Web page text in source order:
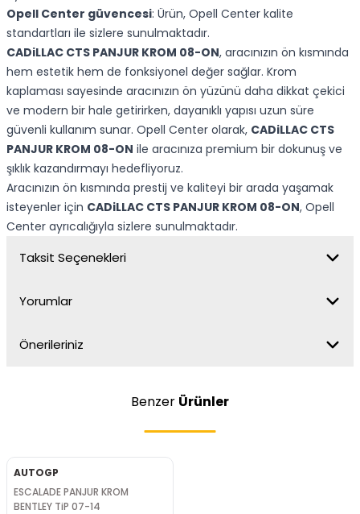
Opell Center güvencesi: Ürün, Opell Center kalite
standartları ile sizlere sunulmaktadır.
CADiLLAC CTS PANJUR KROM 08-ON, aracınızın ön kısmında
hem estetik hem de fonksiyonel değer sağlar. Krom
kaplaması sayesinde aracınızın ön yüzünü daha dikkat çekici
ve modern bir hale getirirken, dayanıklı yapısı uzun süre
güvenli kullanım sunar. Opell Center olarak, CADiLLAC CTS
PANJUR KROM 08-ON ile aracınıza premium bir dokunuş ve
şıklık kazandırmayı hedefliyoruz.
Aracınızın ön kısmında prestij ve kaliteyi bir arada yaşamak
isteyenler için CADiLLAC CTS PANJUR KROM 08-ON, Opell
Center ayrıcalığıyla sizlere sunulmaktadır.
Taksit Seçenekleri
Yorumlar
Önerileriniz
Benzer Ürünler
AUTOGP
ESCALADE PANJUR KROM
BENTLEY TiP 07-14